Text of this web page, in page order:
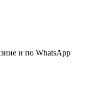
и по WhatsApp